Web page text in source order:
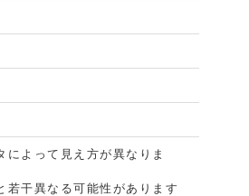
よって見え方が異なりま
干異なる可能性があります